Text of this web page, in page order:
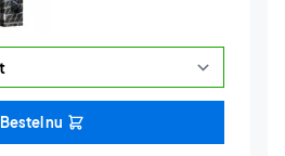
Bestel nu